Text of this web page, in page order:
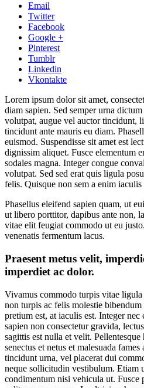
Email
Twitter
Facebook
Google +
Pinterest
Tumblr
Linkedin
Vkontakte
Lorem ipsum dolor sit amet,
diam sapien. Sed semper urna
volutpat, augue vel auctor tincidunt,
tincidunt ante mauris eu diam.
euismod. Suspendisse sit amet est
dignissim aliquet. Fusce elementum
sodales magna. Integer congue
volutpat. Sed sed erat quis ligula
felis. Quisque non sem a enim
Phasellus eleifend sapien quam, ut
ut libero porttitor, dapibus ante non,
vitae elit feugiat commodo ut eu
venenatis fermentum lacus.
Praesent metus velit,
imperdiet ac dolor.
Vivamus commodo turpis vitae ligula
non turpis ac felis molestie
pretium est, at iaculis est. Integer
sapien non consectetur gravida,
sagittis est nulla et velit.
senectus et netus et malesuada
tincidunt urna, vel placerat dui
neque sollicitudin vestibulum. Etiam
condimentum nisi vehicula ut.